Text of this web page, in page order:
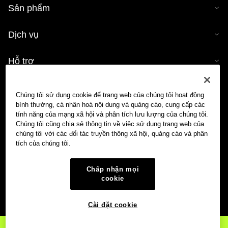
bản sao hoặc phân phối toàn bộ bài viết phải ghi rõ: “Bài
sự cho phép.” Nếu trích dẫn, vui lòng ghi tên bài viết và
© 2025 OKX.” Một số nội dung có thể được tạo ra hoặc hỗ
phẩm phái sinh hoặc hình thức sử dụng khác đối với bài
viết này.
Sản phẩm
Dịch vụ
Hỗ trợ
Công cụ tính tiền mã hóa
Giao dịch
Chúng tôi sử dụng cookie để trang web của chúng tôi hoạt động
bình thường, cá nhân hoá nội dung và quảng cáo, cung cấp các
tính năng của mạng xã hội và phân tích lưu lượng của chúng tôi.
Chúng tôi cũng chia sẻ thông tin về việc sử dụng trang web của
chúng tôi với các đối tác truyền thông xã hội, quảng cáo và phân
tích của chúng tôi.
Chấp nhận mọi
cookie
Cài đặt cookie